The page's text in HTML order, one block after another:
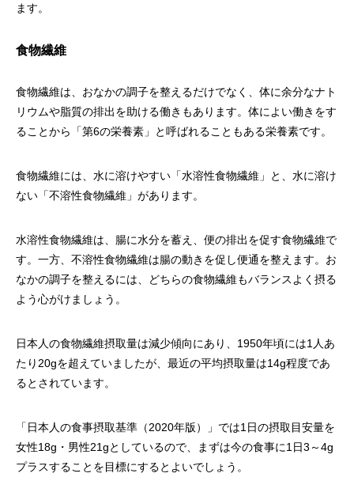
ます。
食物繊維
食物繊維は、おなかの調子を整えるだけでなく、体に余分なナト
リウムや脂質の排出を助ける働きもあります。体によい働きをす
ることから「第6の栄養素」と呼ばれることもある栄養素です。
食物繊維には、水に溶けやすい「水溶性食物繊維」と、水に溶け
ない「不溶性食物繊維」があります。
水溶性食物繊維は、腸に水分を蓄え、便の排出を促す食物繊維で
す。一方、不溶性食物繊維は腸の動きを促し便通を整えます。お
なかの調子を整えるには、どちらの食物繊維もバランスよく摂る
よう心がけましょう。
日本人の食物繊維摂取量は減少傾向にあり、1950年頃には1人あ
たり20gを超えていましたが、最近の平均摂取量は14g程度であ
るとされています。
「日本人の食事摂取基準（2020年版）」では1日の摂取目安量を
女性18g・男性21gとしているので、まずは今の食事に1日3～4g
プラスすることを目標にするとよいでしょう。